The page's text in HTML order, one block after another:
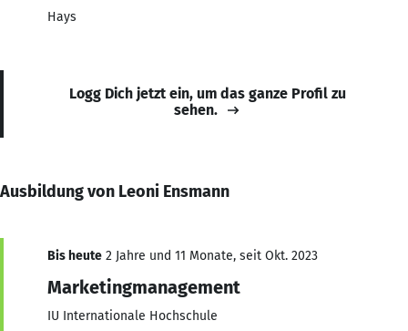
Hays
Logg Dich jetzt ein, um das ganze Profil zu
sehen.
Ausbildung von Leoni Ensmann
Bis heute 2 Jahre und 11 Monate, seit Okt. 2023
Marketingmanagement
IU Internationale Hochschule